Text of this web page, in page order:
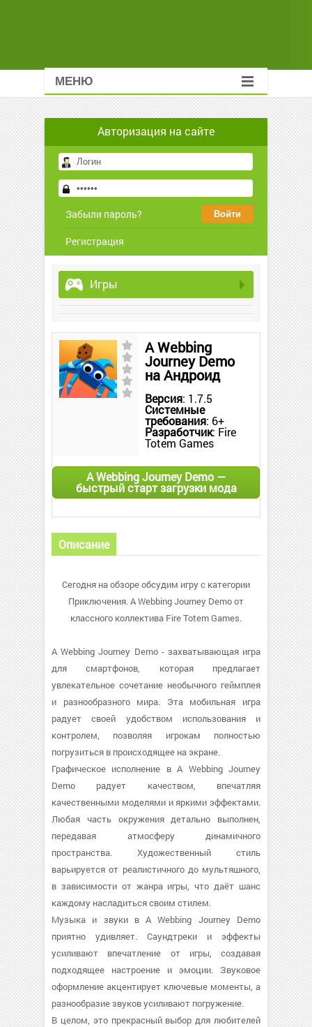
МЕНЮ
Авторизация на сайте
Забыли пароль?
Регистрация
Игры
A Webbing
Journey Demo
на Андроид
Версия: 1.7.5
Системные
требования: 6+
Разработчик: Fire
Totem Games
A Webbing Journey Demo —
быстрый старт загрузки мода
Описание
Сегодня на обзоре обсудим игру с категории
Приключения. A Webbing Journey Demo от
классного коллектива Fire Totem Games.
A Webbing Journey Demo - захватывающая игра
для смартфонов, которая предлагает
увлекательное сочетание необычного геймплея
и разнообразного мира. Эта мобильная игра
радует своей удобством использования и
контролем, позволяя игрокам полностью
погрузиться в происходящее на экране.
Графическое исполнение в A Webbing Journey
Demo радует качеством, впечатляя
качественными моделями и яркими эффектами.
Любая часть окружения детально выполнен,
передавая атмосферу динамичного
пространства. Художественный стиль
варьируется от реалистичного до мультяшного,
в зависимости от жанра игры, что даёт шанс
каждому насладиться своим стилем.
Музыка и звуки в A Webbing Journey Demo
приятно удивляет. Саундтреки и эффекты
усиливают впечатление от игры, создавая
подходящее настроение и эмоции. Звуковое
оформление акцентирует ключевые моменты, а
разнообразие звуков усиливают погружение.
В целом, это прекрасный выбор для любителей